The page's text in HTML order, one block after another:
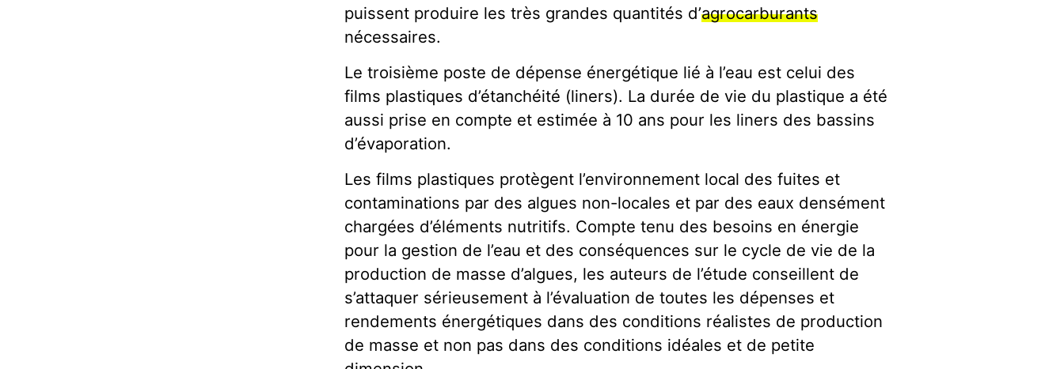
puissent produire les très grandes quantités d’agrocarburants
nécessaires.
Le troisième poste de dépense énergétique lié à l’eau est celui des
films plastiques d’étanchéité (liners). La durée de vie du plastique a été
aussi prise en compte et estimée à 10 ans pour les liners des bassins
d’évaporation.
Les films plastiques protègent l’environnement local des fuites et
contaminations par des algues non-locales et par des eaux densément
chargées d’éléments nutritifs. Compte tenu des besoins en énergie
pour la gestion de l’eau et des conséquences sur le cycle de vie de la
production de masse d’algues, les auteurs de l’étude conseillent de
s’attaquer sérieusement à l’évaluation de toutes les dépenses et
rendements énergétiques dans des conditions réalistes de production
de masse et non pas dans des conditions idéales et de petite